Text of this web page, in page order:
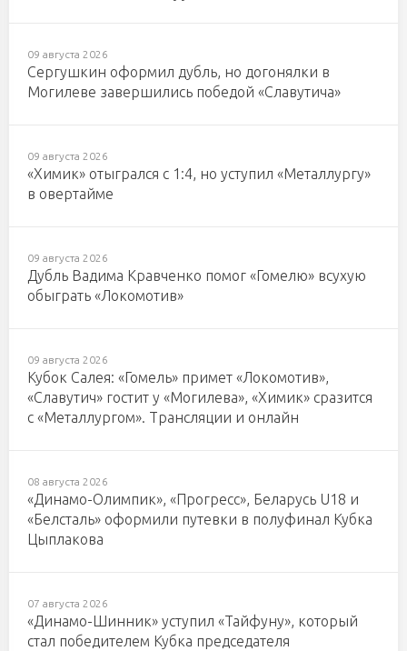
09 августа 2026
Сергушкин оформил дубль, но догонялки в
Могилеве завершились победой «Славутича»
09 августа 2026
«Химик» отыгрался с 1:4, но уступил «Металлургу»
в овертайме
09 августа 2026
Дубль Вадима Кравченко помог «Гомелю» всухую
обыграть «Локомотив»
09 августа 2026
Кубок Салея: «Гомель» примет «Локомотив»,
«Славутич» гостит у «Могилева», «Химик» сразится
с «Металлургом». Трансляции и онлайн
08 августа 2026
«Динамо-Олимпик», «Прогресс», Беларусь U18 и
«Белсталь» оформили путевки в полуфинал Кубка
Цыплакова
07 августа 2026
«Динамо-Шинник» уступил «Тайфуну», который
стал победителем Кубка председателя